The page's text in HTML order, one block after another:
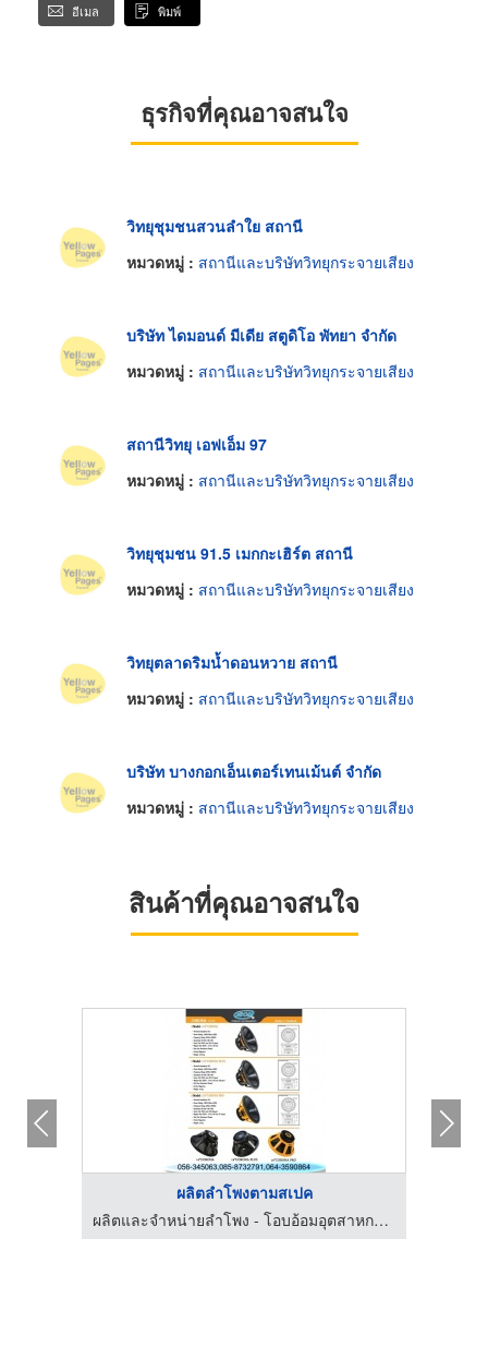
อีเมล พิมพ์
ธุรกิจที่คุณอาจสนใจ
วิทยุชุมชนสวนลำใย สถานี
หมวดหมู่ : สถานีและบริษัทวิทยุกระจายเสียง
บริษัท ไดมอนด์ มีเดีย สตูดิโอ พัทยา จำกัด
หมวดหมู่ : สถานีและบริษัทวิทยุกระจายเสียง
สถานีวิทยุ เอฟเอ็ม 97
หมวดหมู่ : สถานีและบริษัทวิทยุกระจายเสียง
วิทยุชุมชน 91.5 เมกกะเฮิร์ต สถานี
หมวดหมู่ : สถานีและบริษัทวิทยุกระจายเสียง
วิทยุตลาดริมน้ำดอนหวาย สถานี
หมวดหมู่ : สถานีและบริษัทวิทยุกระจายเสียง
บริษัท บางกอกเอ็นเตอร์เทนเม้นต์ จำกัด
หมวดหมู่ : สถานีและบริษัทวิทยุกระจายเสียง
สินค้าที่คุณอาจสนใจ
ผลิตลำโพงตามสเปค
ผลิตและจำหน่ายลำโพง - โอบอ้อมอุตสาหกรรม